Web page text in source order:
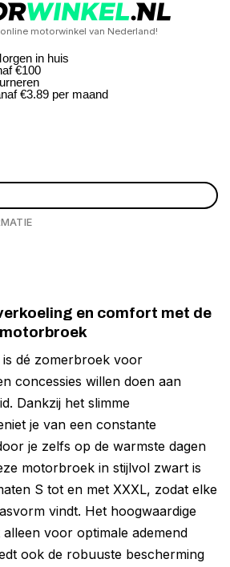
motorwinkel van Nederland!
in huis
€100
€3.89 per maand
en comfort met de
dé zomerbroek voor
concessies willen doen aan
Dankzij het slimme
je van een constante
je zelfs op de warmste dagen
motorbroek in stijlvol zwart is
S tot en met XXXL, zodat elke
vindt. Het hoogwaardige
voor optimale ademend
ook de robuuste bescherming